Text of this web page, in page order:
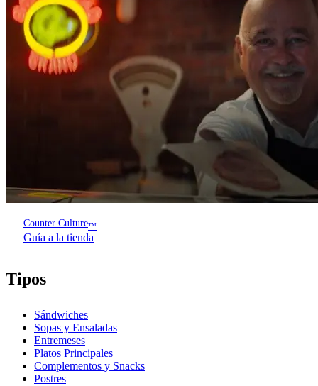
Counter Culture™
Guía a la tienda
Tipos
Sándwiches
Sopas y Ensaladas
Entremeses
Platos Principales
Complementos y Snacks
Postres